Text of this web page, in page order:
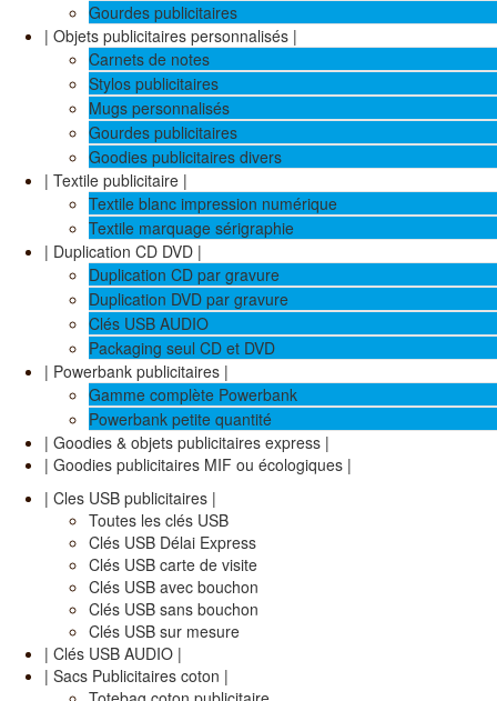
Gourdes publicitaires
| Objets publicitaires personnalisés |
Carnets de notes
Stylos publicitaires
Mugs personnalisés
Gourdes publicitaires
Goodies publicitaires divers
| Textile publicitaire |
Textile blanc impression numérique
Textile marquage sérigraphie
| Duplication CD DVD |
Duplication CD par gravure
Duplication DVD par gravure
Clés USB AUDIO
Packaging seul CD et DVD
| Powerbank publicitaires |
Gamme complète Powerbank
Powerbank petite quantité
| Goodies & objets publicitaires express |
| Goodies publicitaires MIF ou écologiques |
| Cles USB publicitaires |
Toutes les clés USB
Clés USB Délai Express
Clés USB carte de visite
Clés USB avec bouchon
Clés USB sans bouchon
Clés USB sur mesure
| Clés USB AUDIO |
| Sacs Publicitaires coton |